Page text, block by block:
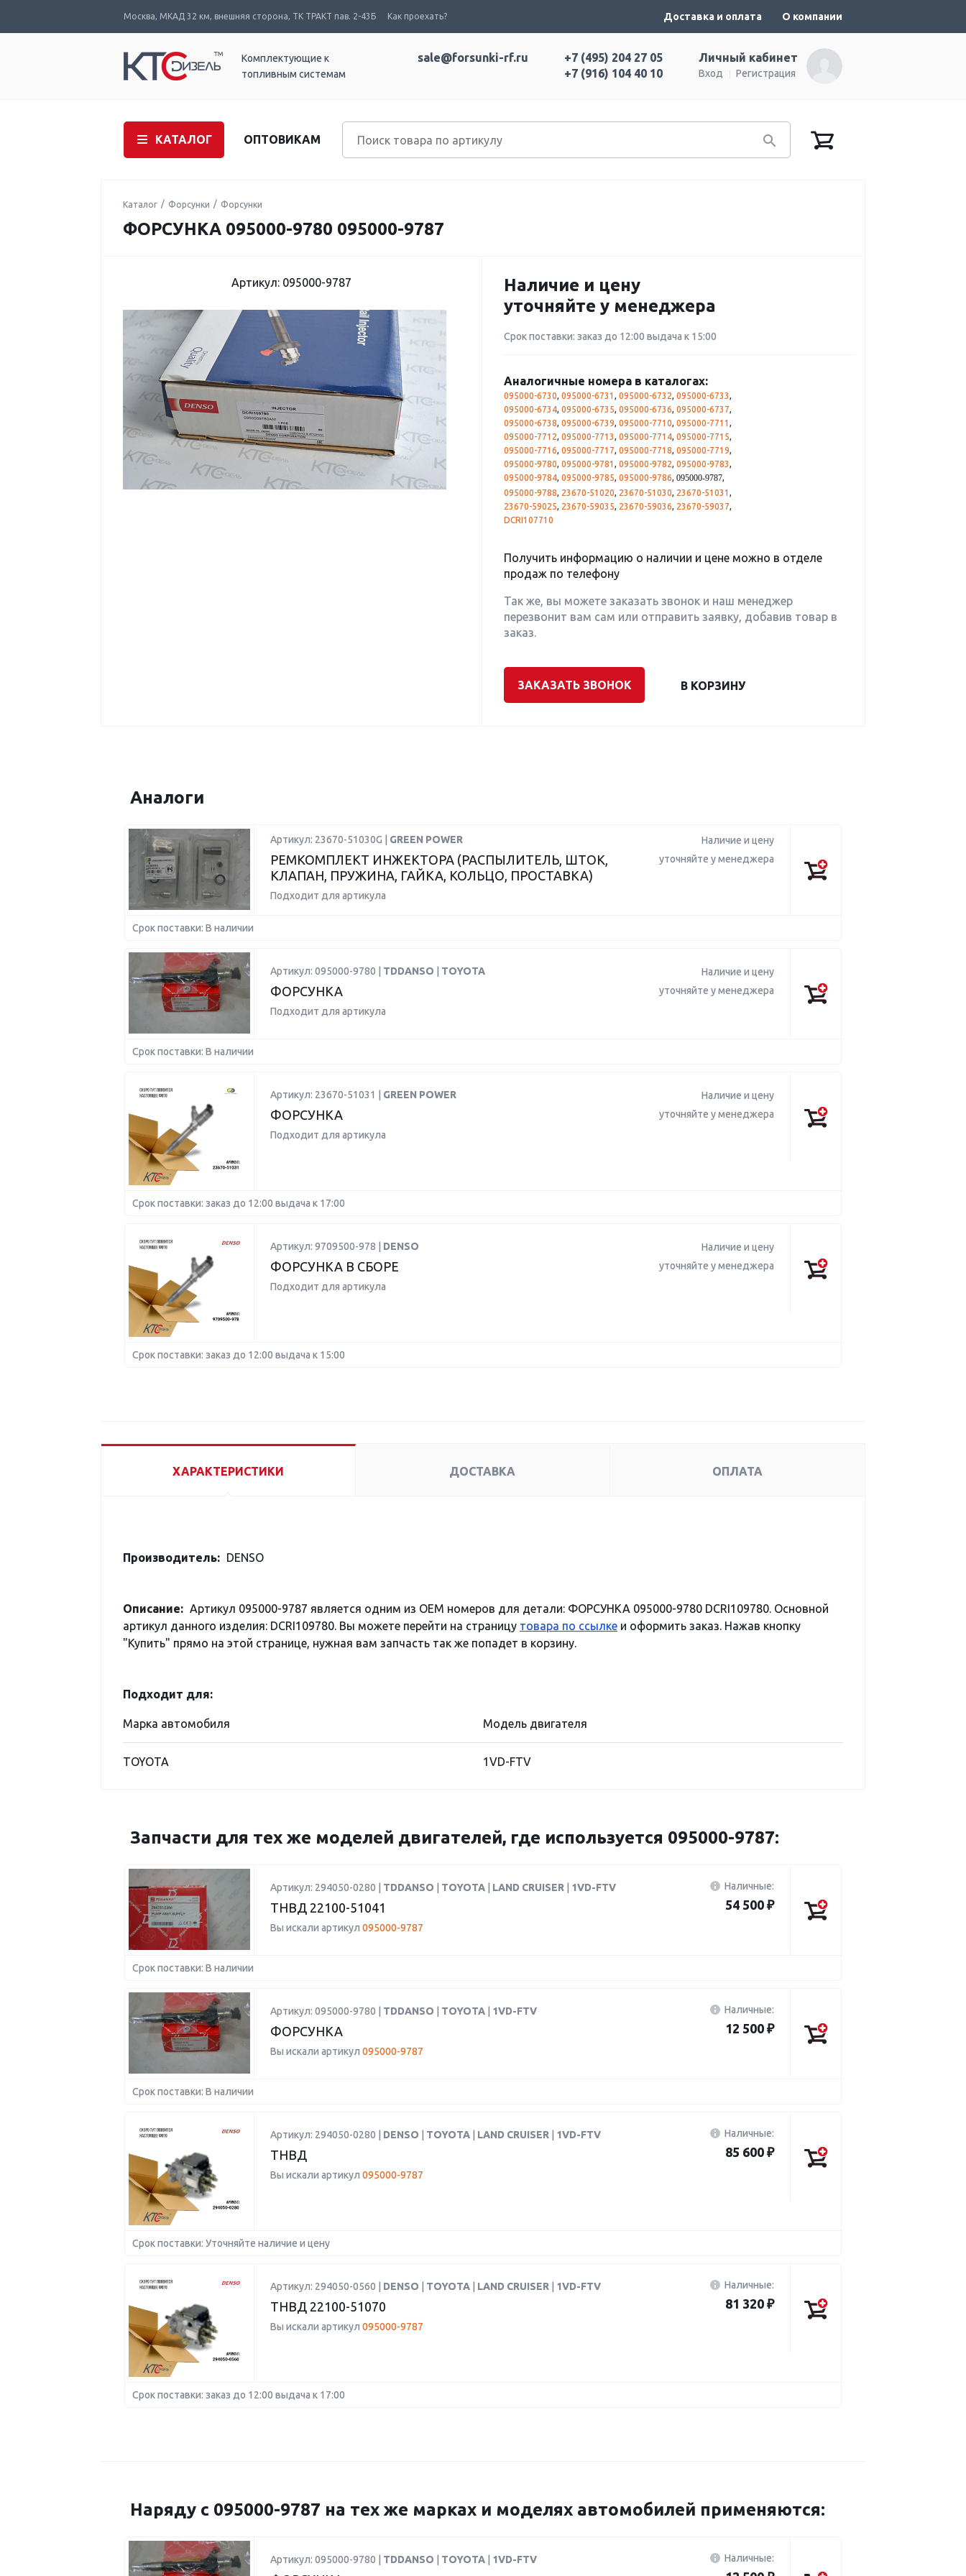
Москва, МКАД 32 км, внешняя сторона, ТК ТРАКТ пав. 2-43Б Как проехать? Доставка и оплата О компании
Комплектующие к
топливным системам
Личный кабинет
Вход Регистрация
+7 (495) 204 27 05
+7 (916) 104 40 10
sale@forsunki-rf.ru
КАТАЛОГ ОПТОВИКАМ
Каталог Форсунки Форсунки
ФОРСУНКА 095000-9780 095000-9787
Артикул: 095000-9787
Наличие и цену
уточняйте у менеджера
Срок поставки: заказ до 12:00 выдача к 15:00
Аналогичные номера в каталогах:
095000-6730, 095000-6731 , 095000-6732, 095000-6733,
095000-6734, 095000-6735, 095000-6736, 095000-6737,
095000-6738, 095000-6739, 095000-7710, 095000-7711 ,
095000-7712, 095000-7713, 095000-7714, 095000-7715,
095000-7716, 095000-7717, 095000-7718, 095000-7719,
095000-9780, 095000-9781 , 095000-9782, 095000-9783,
095000-9784, 095000-9785, 095000-9786, 095000-9787,
095000-9788, 23670-51020, 23670-51030, 23670-51031 ,
23670-59025, 23670-59035, 23670-59036, 23670-59037,
DCRI107710
Получить информацию о наличии и цене можно в отделе
продаж по телефону
Так же, вы можете заказать звонок и наш менеджер
перезвонит вам сам или отправить заявку, добавив товар в
заказ.
ЗАКАЗАТЬ ЗВОНОК В КОРЗИНУ
Аналоги
Артикул: 23670-51030G | GREEN POWER
РЕМКОМПЛЕКТ ИНЖЕКТОРА (РАСПЫЛИТЕЛЬ, ШТОК,
КЛАПАН, ПРУЖИНА, ГАЙКА, КОЛЬЦО, ПРОСТАВКА)
Подходит для артикула
Наличие и цену
уточняйте у менеджера
Срок поставки: В наличии
Артикул: 095000-9780 | TDDANSO TOYOTA
ФОРСУНКА
Подходит для артикула
Наличие и цену
уточняйте у менеджера
Срок поставки: В наличии
Артикул: 23670-51031 | GREEN POWER
ФОРСУНКА
Подходит для артикула
Наличие и цену
уточняйте у менеджера
Срок поставки: заказ до 12:00 выдача к 17:00
Артикул: 9709500-978 | DENSO
ФОРСУНКА В СБОРЕ
Подходит для артикула
Наличие и цену
уточняйте у менеджера
Срок поставки: заказ до 12:00 выдача к 15:00
ХАРАКТЕРИСТИКИ ДОСТАВКА ОПЛАТА
Производитель: DENSO
Описание: Артикул 095000-9787 является одним из OEM номеров для детали: ФОРСУНКА 095000-9780 DCRI109780. Основной
артикул данного изделия: DCRI109780. Вы можете перейти на страницу товара по ссылке и оформить заказ. Нажав кнопку
"Купить" прямо на этой странице, нужная вам запчасть так же попадет в корзину.
Подходит для:
Марка автомобиля Модель двигателя
TOYOTA 1VD-FTV
Запчасти для тех же моделей двигателей, где используется 095000-9787:
Артикул: 294050-0280 | TDDANSO TOYOTA LAND CRUISER 1VD-FTV
ТНВД 22100-51041
Вы искали артикул 095000-9787
Наличные:
54 500 ₽
Срок поставки: В наличии
Артикул: 095000-9780 | TDDANSO TOYOTA 1VD-FTV
ФОРСУНКА
Вы искали артикул 095000-9787
Наличные:
12 500 ₽
Срок поставки: В наличии
Артикул: 294050-0280 | DENSO TOYOTA LAND CRUISER 1VD-FTV
ТНВД
Вы искали артикул 095000-9787
Наличные:
85 600 ₽
Срок поставки: Уточняйте наличие и цену
Артикул: 294050-0560 | DENSO TOYOTA LAND CRUISER 1VD-FTV
ТНВД 22100-51070
Вы искали артикул 095000-9787
Наличные:
81 320 ₽
Срок поставки: заказ до 12:00 выдача к 17:00
Наряду с 095000-9787 на тех же марках и моделях автомобилей применяются:
Артикул: 095000-9780 | TDDANSO TOYOTA 1VD-FTV Наличные: